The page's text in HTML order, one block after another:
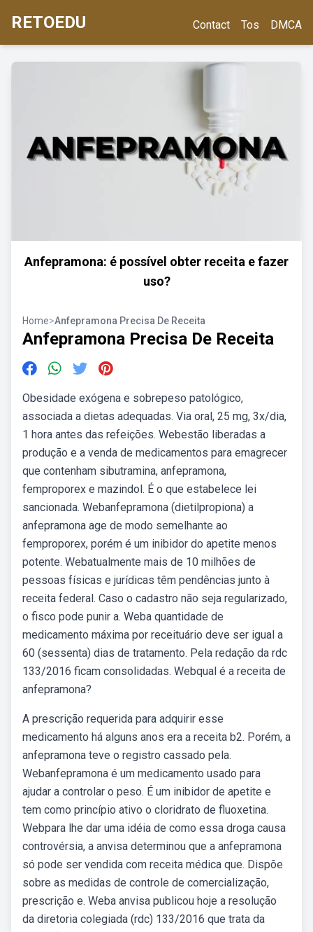
RETOEDU Contact Tos DMCA
Anfepramona: é possível obter receita e fazer
uso?
Home>Anfepramona Precisa De Receita
Anfepramona Precisa De Receita
Obesidade exógena e sobrepeso patológico,
associada a dietas adequadas. Via oral, 25 mg, 3x/dia,
1 hora antes das refeições. Webestão liberadas a
produção e a venda de medicamentos para emagrecer
que contenham sibutramina, anfepramona,
femproporex e mazindol. É o que estabelece lei
sancionada. Webanfepramona (dietilpropiona) a
anfepramona age de modo semelhante ao
femproporex, porém é um inibidor do apetite menos
potente. Webatualmente mais de 10 milhões de
pessoas físicas e jurídicas têm pendências junto à
receita federal. Caso o cadastro não seja regularizado,
o fisco pode punir a. Weba quantidade de
medicamento máxima por receituário deve ser igual a
60 (sessenta) dias de tratamento. Pela redação da rdc
133/2016 ficam consolidadas. Webqual é a receita de
anfepramona?
A prescrição requerida para adquirir esse
medicamento há alguns anos era a receita b2. Porém, a
anfepramona teve o registro cassado pela.
Webanfepramona é um medicamento usado para
ajudar a controlar o peso. É um inibidor de apetite e
tem como princípio ativo o cloridrato de fluoxetina.
Webpara lhe dar uma idéia de como essa droga causa
controvérsia, a anvisa determinou que a anfepramona
só pode ser vendida com receita médica que. Dispõe
sobre as medidas de controle de comercialização,
prescrição e. Weba anvisa publicou hoje a resolução
da diretoria colegiada (rdc) 133/2016 que trata da